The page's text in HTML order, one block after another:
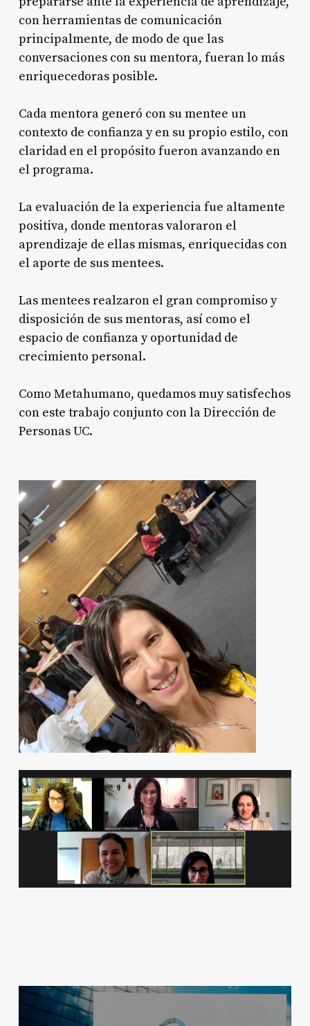
con herramientas de comunicación
principalmente, de modo de que las
conversaciones con su mentora, fueran lo más
enriquecedoras posible.
Cada mentora generó con su mentee un
contexto de confianza y en su propio estilo, con
claridad en el propósito fueron avanzando en
el programa.
La evaluación de la experiencia fue altamente
positiva, donde mentoras valoraron el
aprendizaje de ellas mismas, enriquecidas con
el aporte de sus mentees.
Las mentees realzaron el gran compromiso y
disposición de sus mentoras, así como el
espacio de confianza y oportunidad de
crecimiento personal.
Como Metahumano, quedamos muy satisfechos
con este trabajo conjunto con la Dirección de
Personas UC.